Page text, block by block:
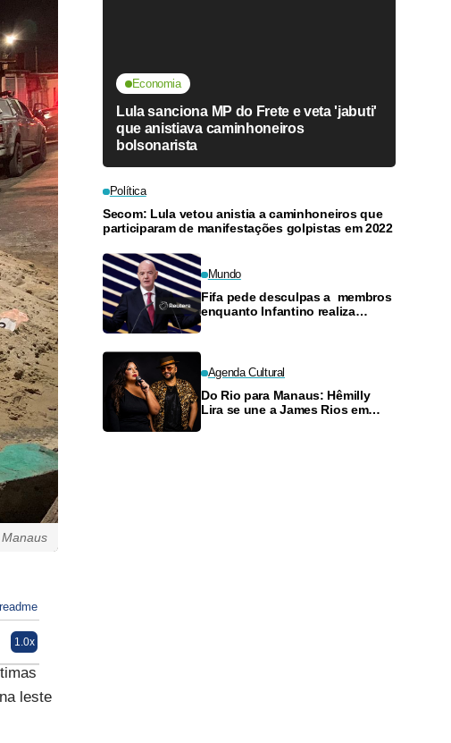
readme
1.0x
leste
Economia
Lula sanciona MP do Frete e veta 'jabuti'
que anistiava caminhoneiros
bolsonarista
Política
Secom: Lula vetou anistia a caminhoneiros que
participaram de manifestações golpistas em 2022
Mundo
Fifa pede desculpas a membros
enquanto Infantino realiza
Agenda Cultural
Do Rio para Manaus: Hêmilly
Lira se une a James Rios em